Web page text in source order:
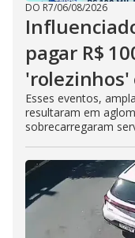
DO R7/06/08/2026
pagar R$
'rolezinhos'
Esses eventos,
resultaram em
sobrecarregaram